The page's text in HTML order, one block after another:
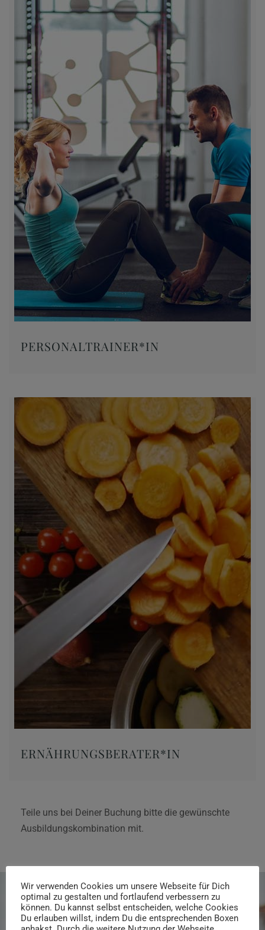
PERSONALTRAINER*IN
ERNÄHRUNGSBERATER*IN
Teile uns bei Deiner Buchung bitte die gewünschte
Ausbildungskombination mit.
Wir verwenden Cookies um unsere Webseite für Dich
optimal zu gestalten und fortlaufend verbessern zu
können. Du kannst selbst entscheiden, welche Cookies
Du erlauben willst, indem Du die entsprechenden Boxen